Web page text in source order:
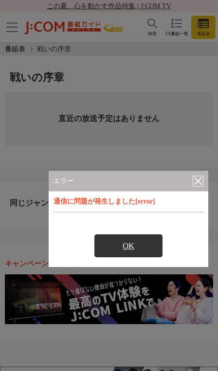
この夏、心を動かす作品特集 | J:COM TV
CS番組一覧 番組表
検索
番組表 戦いの序章
エラー
通信に問題が発生しました[error]
OK
戦いの序章
直近の放送予定はありません
同じジャンルのおすすめ番組
キャンペーン・お得な情報